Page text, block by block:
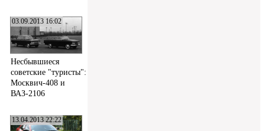
03.09.2013 16:02
Несбывшиеся
советские "туристы":
Москвич-408 и
ВАЗ-2106
13.04.2013 22:22